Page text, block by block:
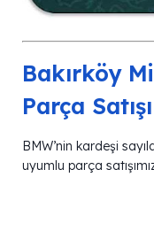
Bakırköy
Parça Satışı
BMW’nin kardeşi
uyumlu parça